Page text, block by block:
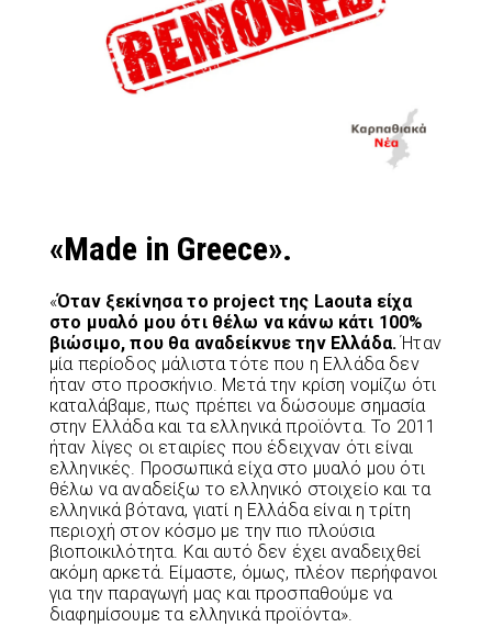
«Made in Greece».
«Όταν ξεκίνησα το project της Laouta είχα
στο μυαλό μου ότι θέλω να κάνω κάτι 100%
βιώσιμο, που θα αναδείκνυε την Ελλάδα.Ήταν
μία περίοδος μάλιστα τότε που η Ελλάδα δεν
ήταν στο προσκήνιο. Μετά την κρίση νομίζω ότι
καταλάβαμε, πως πρέπει να δώσουμε σημασία
στην Ελλάδα και τα ελληνικά προϊόντα. Το 2011
ήταν λίγες οι εταιρίες που έδειχναν ότι είναι
ελληνικές. Προσωπικά είχα στο μυαλό μου ότι
θέλω να αναδείξω το ελληνικό στοιχείο και τα
ελληνικά βότανα, γιατί η Ελλάδα είναι η τρίτη
περιοχή στον κόσμο με την πιο πλούσια
βιοποικιλότητα. Και αυτό δεν έχει αναδειχθεί
ακόμη αρκετά. Είμαστε, όμως, πλέον περήφανοι
για την παραγωγή μας και προσπαθούμε να
διαφημίσουμε τα ελληνικά προϊόντα».